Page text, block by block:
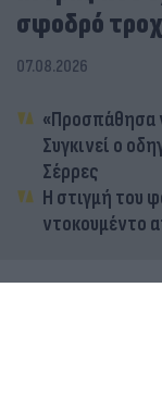
σφοδρό
07.08.2026
«Προσπάθησα
Συγκινεί ο
Σέρρες
Η στιγμή του
ντοκουμέντο